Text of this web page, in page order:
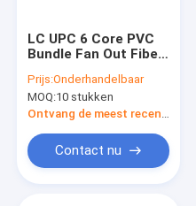
LC UPC 6 Core PVC
Bundle Fan Out Fiber
OM3 Aqua Jacket
Prijs:Onderhandelbaar
MOQ:10 stukken
Ontvang de meest recente Prijs
Contact nu